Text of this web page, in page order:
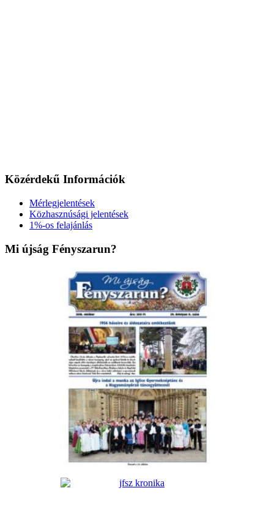
Közérdekű Információk
Mérlegjelentések
Közhasznúsági jelentések
1%-os felajánlás
Mi újság Fényszarun?